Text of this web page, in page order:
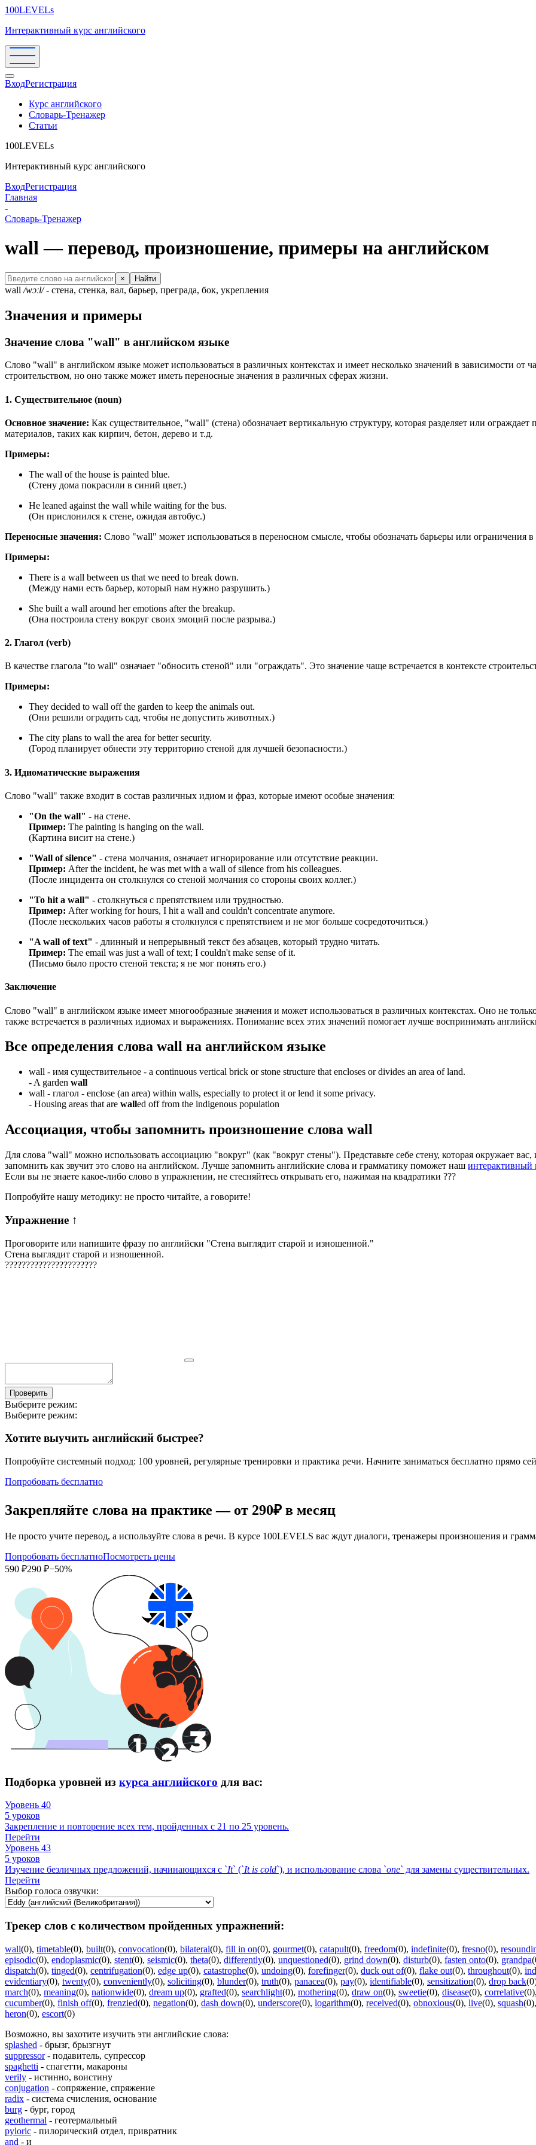
100LEVELs
Интерактивный курс английского
ВходРегистрация
Курс английского
Словарь-Тренажер
Статьи
100LEVELs
Интерактивный курс английского
ВходРегистрация
Главная
-
Словарь-Тренажер
wall — перевод, произношение, примеры на английском
× Найти
wall /wɔːl/- стена, стенка, вал, барьер, преграда, бок, укрепления
Значения и примеры
Значение слова "wall" в английском языке
Слово "wall" в английском языке может использоваться в различных контекстах и имеет несколько значений в зависимости от
строительством, но оно также может иметь переносные значения в различных сферах жизни.
1. Существительное (noun)
Основное значение: Как существительное, "wall" (стена) обозначает вертикальную структуру, которая разделяет или
материалов, таких как кирпич, бетон, дерево и т.д.
Примеры:
The wall of the house is painted blue.
(Стену дома покрасили в синий цвет.)
He leaned against the wall while waiting for the bus.
(Он прислонился к стене, ожидая автобус.)
Переносные значения: Слово "wall" может использоваться в переносном смысле, чтобы обозначать барьеры или ограничения
Примеры:
There is a wall between us that we need to break down.
(Между нами есть барьер, который нам нужно разрушить.)
She built a wall around her emotions after the breakup.
(Она построила стену вокруг своих эмоций после разрыва.)
2. Глагол (verb)
В качестве глагола "to wall" означает "обносить стеной" или "ограждать". Это значение чаще встречается в контексте
Примеры:
They decided to wall off the garden to keep the animals out.
(Они решили оградить сад, чтобы не допустить животных.)
The city plans to wall the area for better security.
(Город планирует обнести эту территорию стеной для лучшей безопасности.)
3. Идиоматические выражения
Слово "wall" также входит в состав различных идиом и фраз, которые имеют особые значения:
"On the wall" - на стене.
Пример: The painting is hanging on the wall.
(Картина висит на стене.)
"Wall of silence" - стена молчания, означает игнорирование или отсутствие реакции.
Пример: After the incident, he was met with a wall of silence from his colleagues.
(После инцидента он столкнулся со стеной молчания со стороны своих коллег.)
"To hit a wall" - столкнуться с препятствием или трудностью.
Пример: After working for hours, I hit a wall and couldn't concentrate anymore.
(После нескольких часов работы я столкнулся с препятствием и не мог больше сосредоточиться.)
"A wall of text" - длинный и непрерывный текст без абзацев, который трудно читать.
Пример: The email was just a wall of text; I couldn't make sense of it.
(Письмо было просто стеной текста; я не мог понять его.)
Заключение
Слово "wall" в английском языке имеет многообразные значения и может использоваться в различных контекстах. Оно не
также встречается в различных идиомах и выражениях. Понимание всех этих значений помогает лучше воспринимать
Все определения слова wall на английском языке
wall - имя существительное - a continuous vertical brick or stone structure that encloses or divides an area of land.
- A garden wall
wall - глагол - enclose (an area) within walls, especially to protect it or lend it some privacy.
- Housing areas that are walled off from the indigenous population
Ассоциация, чтобы запомнить произношение слова wall
Для слова "wall" можно использовать ассоциацию "вокруг" (как "вокруг стены"). Представьте себе стену, которая окружает
запомнить как звучит это слово на английском. Лучше запомнить английские слова и грамматику поможет наш интерактивный
Если вы не знаете какое-либо слово в упражнении, не стесняйтесь открывать его, нажимая на квадратики ???
Попробуйте нашу методику: не просто читайте, а говорите!
Упражнение ↑
Проговорите или напишите фразу по английски "Стена выглядит старой и изношенной."
Стена выглядит старой и изношенной.
??????????????????????
Проверить
Выберите режим:
Выберите режим:
Хотите выучить английский быстрее?
Попробуйте системный подход: 100 уровней, регулярные тренировки и практика речи. Начните заниматься бесплатно прямо
Попробовать бесплатно
Закрепляйте слова на практике — от 290₽ в месяц
Не просто учите перевод, а используйте слова в речи. В курсе 100LEVELS вас ждут диалоги, тренажеры произношения и
Попробовать бесплатноПосмотреть цены
590 ₽290 ₽−50%
Подборка уровней из курса английского для вас:
Уровень 40
5 уроков
Закрепление и повторение всех тем, пройденных с 21 по 25 уровень.
Перейти
Уровень 43
5 уроков
Изучение безличных предложений, начинающихся с `It` (`It is cold`), и использование слова `one` для замены существительных.
Перейти
Выбор голоса озвучки:
Трекер слов с количеством пройденных упражнений:
wall(0), timetable(0), built(0), convocation(0), bilateral(0), fill in on(0), gourmet(0), catapult(0), freedom(0), indefinite(0), fresno(0),
episodic(0), endoplasmic(0), stent(0), seismic(0), theta(0), differently(0), unquestioned(0), grind down(0), disturb(0), fasten onto(0), grandpa
dispatch(0), tinged(0), centrifugation(0), edge up(0), catastrophe(0), undoing(0), forefinger(0), duck out of(0), flake out(0), throughout(0),
evidentiary(0), twenty(0), conveniently(0), soliciting(0), blunder(0), truth(0), panacea(0), pay(0), identifiable(0), sensitization(0), drop back
march(0), meaning(0), nationwide(0), dream up(0), grafted(0), searchlight(0), mothering(0), draw on(0), sweetie(0), disease(0), correlative(0),
cucumber(0), finish off(0), frenzied(0), negation(0), dash down(0), underscore(0), logarithm(0), received(0), obnoxious(0), live(0), squash(0),
heron(0), escort(0)
Возможно, вы захотите изучить эти английские слова:
splashed - брызг, брызгнут
suppressor- подавитель, супрессор
spaghetti - спагетти, макароны
verily - истинно, воистину
conjugation - сопряжение, спряжение
radix - система счисления, основание
burg - бург, город
geothermal - геотермальный
pyloric - пилорический отдел, привратник
and - и